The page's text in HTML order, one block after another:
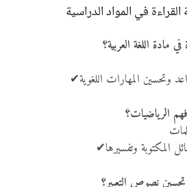
في المواد الدراسية
مادة اللغة العربية؟
وتحسين المهارات اللغوية✔
الرياضيات؟
المكتوبة وتفسيرها✔